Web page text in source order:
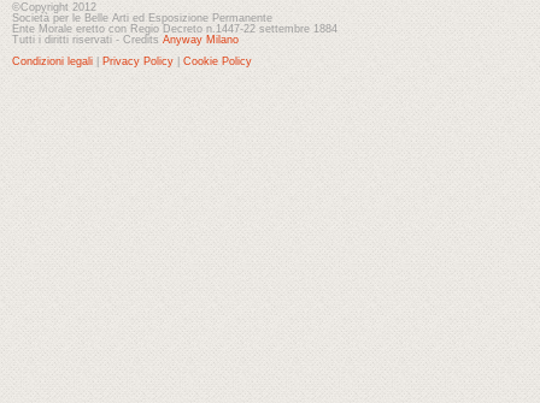
©Copyright 2012
Società per le Belle Arti ed Esposizione Permanente
Ente Morale eretto con Regio Decreto n.1447-22 settembre 1884
Tutti i diritti riservati - Credits Anyway Milano
Condizioni legali
Privacy Policy Cookie Policy